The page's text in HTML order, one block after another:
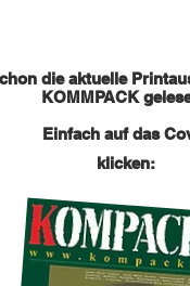
die aktuelle
KOMMPACK
Einfach auf das
klicken: